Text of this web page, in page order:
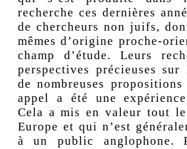
recherche ces dernières
de chercheurs non juifs,
mêmes d’origine proche-
champ d’étude. Leurs
perspectives précieuses
de nombreuses
appel a été une
Cela a mis en valeur tout
Europe et qui n’est
à un public anglophone.